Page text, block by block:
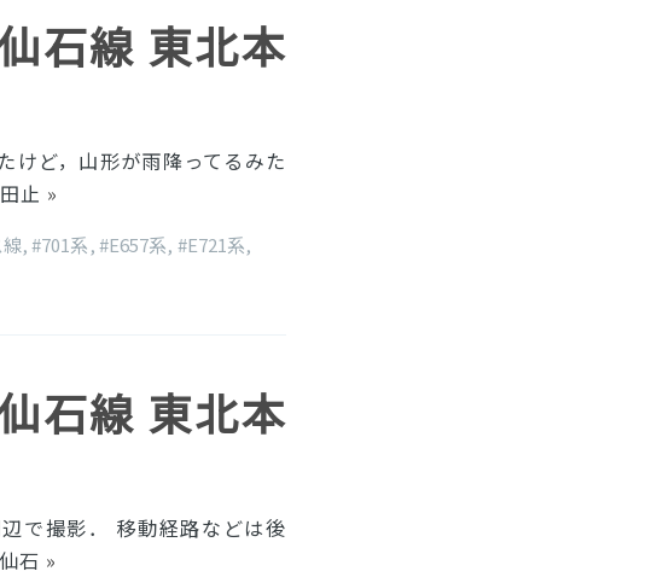
石線 東北本
けど，山形が雨降ってるみた
止 »
,#701系,#E657系, #E721系,
石線 東北本
で撮影． 移動経路などは後
石 »